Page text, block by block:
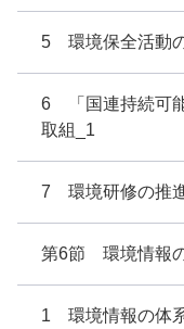
5 環境保全活動
6 「国連持続可
取組_1
7 環境研修の推
第6節 環境情報
1 環境情報の体